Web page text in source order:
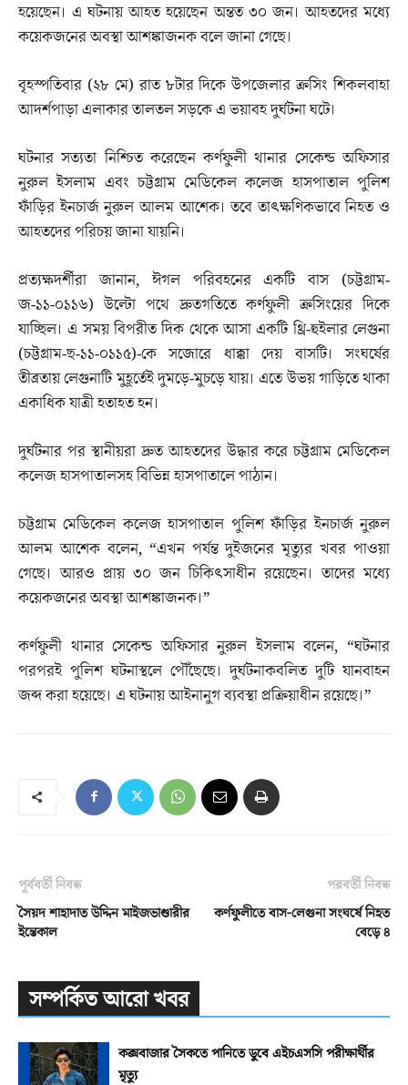
হয়েছেন। এ ঘটনায় আহত হয়েছেন অন্তত ৩০ জন। আহতদের মধ্যে
কয়েকজনের অবস্থা আশঙ্কাজনক বলে জানা গেছে।
বৃহস্পতিবার (২৮ মে) রাত ৮টার দিকে উপজেলার ক্রসিং শিকলবাহা
আদর্শপাড়া এলাকার তালতল সড়কে এ ভয়াবহ দুর্ঘটনা ঘটে।
ঘটনার সত্যতা নিশ্চিত করেছেন কর্ণফুলী থানার সেকেন্ড অফিসার
নুরুল ইসলাম এবং চট্টগ্রাম মেডিকেল কলেজ হাসপাতাল পুলিশ
ফাঁড়ির ইনচার্জ নুরুল আলম আশেক। তবে তাৎক্ষণিকভাবে নিহত ও
আহতদের পরিচয় জানা যায়নি।
প্রত্যক্ষদর্শীরা জানান, ঈগল পরিবহনের একটি বাস (চট্টগ্রাম-
জ-১১-০১১৬) উল্টো পথে দ্রুতগতিতে কর্ণফুলী ক্রসিংয়ের দিকে
যাচ্ছিল। এ সময় বিপরীত দিক থেকে আসা একটি থ্রি-হুইলার লেগুনা
(চট্টগ্রাম-ছ-১১-০১১৫)-কে সজোরে ধাক্কা দেয় বাসটি। সংঘর্ষের
তীব্রতায় লেগুনাটি মুহূর্তেই দুমড়ে-মুচড়ে যায়। এতে উভয় গাড়িতে থাকা
একাধিক যাত্রী হতাহত হন।
দুর্ঘটনার পর স্থানীয়রা দ্রুত আহতদের উদ্ধার করে চট্টগ্রাম মেডিকেল
কলেজ হাসপাতালসহ বিভিন্ন হাসপাতালে পাঠান।
চট্টগ্রাম মেডিকেল কলেজ হাসপাতাল পুলিশ ফাঁড়ির ইনচার্জ নুরুল
আলম আশেক বলেন, “এখন পর্যন্ত দুইজনের মৃত্যুর খবর পাওয়া
গেছে। আরও প্রায় ৩০ জন চিকিৎসাধীন রয়েছেন। তাদের মধ্যে
কয়েকজনের অবস্থা আশঙ্কাজনক।”
কর্ণফুলী থানার সেকেন্ড অফিসার নুরুল ইসলাম বলেন, “ঘটনার
পরপরই পুলিশ ঘটনাস্থলে পৌঁছেছে। দুর্ঘটনাকবলিত দুটি যানবাহন
জব্দ করা হয়েছে। এ ঘটনায় আইনানুগ ব্যবস্থা প্রক্রিয়াধীন রয়েছে।”
পূর্ববর্তী নিবন্ধ
সৈয়দ শাহাদাত উদ্দিন মাইজভাণ্ডারীর
ইন্তেকাল
পরবর্তী নিবন্ধ
কর্ণফুলীতে বাস-লেগুনা সংঘর্ষে নিহত
বেড়ে ৪
সম্পর্কিত আরো খবর
কক্সবাজার সৈকতে পানিতে ডুবে এইচএসসি পরীক্ষার্থীর
মৃত্যু